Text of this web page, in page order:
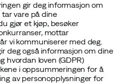
gir deg informasjon om
tar vare på dine
gjør et kjøp, besøker
mottar
vi kommuniserer med deg.
deg også informasjon om dine
hvordan loven (GDPR)
i oppsummeringen for å
av personopplysninger for